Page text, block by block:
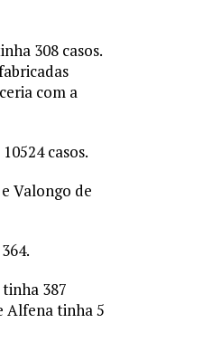
308 casos.
com a
casos.
Valongo de
387
Alfena tinha 5